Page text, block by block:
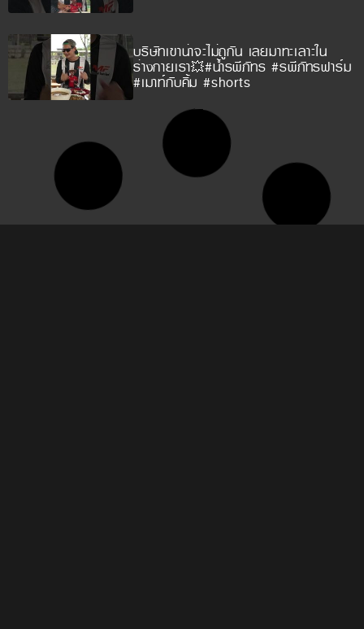
บริษัทเขาน่าจะไม่ถูกัน เลยมาทะเลาะใน
ร่างกายเรา💥#น้ำรพีภัทร #รพีภัทรฟาร์ม
#เมาท์กับคิ้ม #shorts